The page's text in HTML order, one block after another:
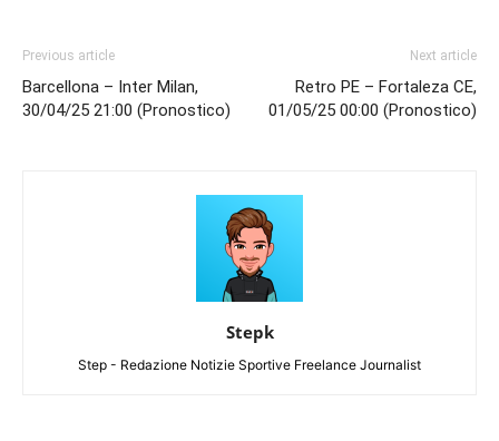
Previous article
Barcellona – Inter Milan,
30/04/25 21:00 (Pronostico)
Next article
Retro PE – Fortaleza CE,
01/05/25 00:00 (Pronostico)
Stepk
Step - Redazione Notizie Sportive Freelance Journalist